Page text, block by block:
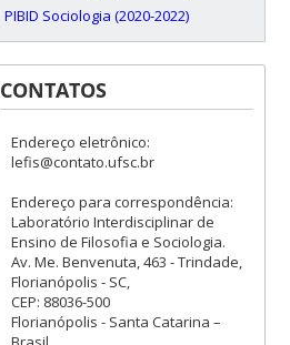
PIBID Sociologia (2020-2022)
CONTATOS
Endereço eletrônico:
lefis@contato.ufsc.br
Endereço para correspondência:
Laboratório Interdisciplinar de
Ensino de Filosofia e Sociologia.
Av. Me. Benvenuta, 463 - Trindade,
Florianópolis - SC,
CEP: 88036-500
Florianópolis - Santa Catarina –